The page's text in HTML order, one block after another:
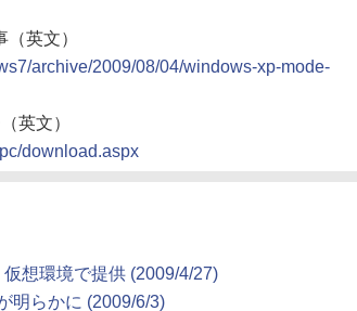
英文）
archive/2009/08/04/windows-xp-mode-
英文）
download.aspx
想環境で提供 (2009/4/27)
明らかに (2009/6/3)